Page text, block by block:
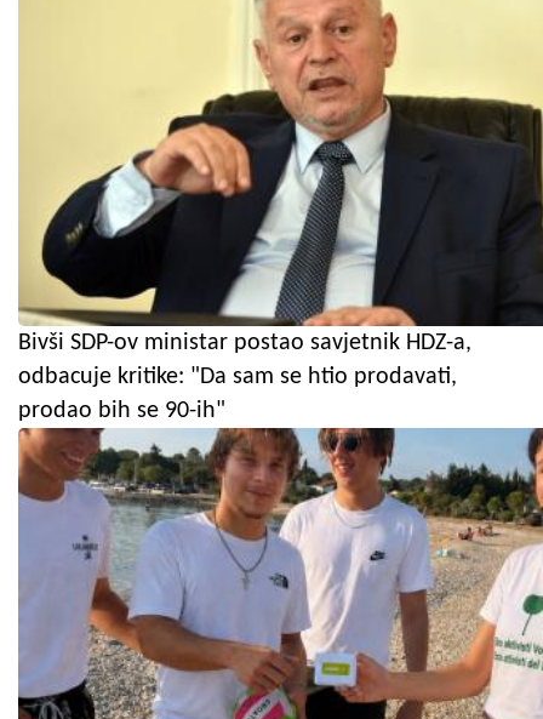
Bivši SDP-ov ministar postao savjetnik HDZ-a,
odbacuje kritike: "Da sam se htio prodavati,
prodao bih se 90-ih"